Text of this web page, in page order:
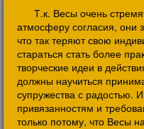
Т.к. Весы очень
атмосферу согласия, они
что так теряют свою
стараться стать более
творческие идеи в
должны научиться
супружества с радостью.
привязанностям и
только потому, что Весы